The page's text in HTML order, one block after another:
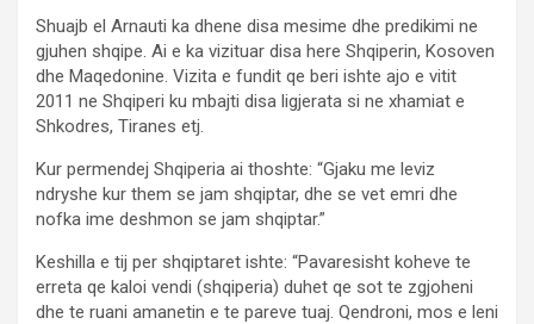
Shuajb el Arnauti ka dhene disa mesime dhe predikimi ne
gjuhen shqipe. Ai e ka vizituar disa here Shqiperin, Kosoven
dhe Maqedonine. Vizita e fundit qe beri ishte ajo e vitit
2011 ne Shqiperi ku mbajti disa ligjerata si ne xhamiat e
Shkodres, Tiranes etj.
Kur permendej Shqiperia ai thoshte: “Gjaku me leviz
ndryshe kur them se jam shqiptar, dhe se vet emri dhe
nofka ime deshmon se jam shqiptar.”
Keshilla e tij per shqiptaret ishte: “Pavaresisht koheve te
erreta qe kaloi vendi (shqiperia) duhet qe sot te zgjoheni
dhe te ruani amanetin e te pareve tuaj. Qendroni, mos e leni